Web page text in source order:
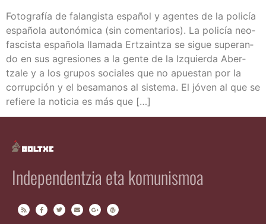
Foto­gra­fía de falan­gis­ta espa­ñol y agen­tes de la poli­cía
espa­ño­la auto­nó­mi­ca (sin comen­ta­rios). La poli­cía neo­
fas­cis­ta espa­ño­la lla­ma­da Ertzain­tza se sigue superan­
do en sus agre­sio­nes a la gen­te de la Izquier­da Aber­
tza­le y a los gru­pos socia­les que no apues­tan por la
corrup­ción y el besa­ma­nos al sis­te­ma. El jóven al que se
refie­re la noti­cia es más que […]
Independentzia eta komunismoa